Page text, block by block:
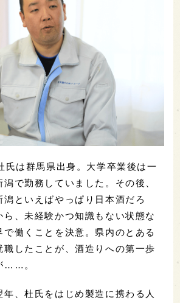
氏は群馬県出身。大学卒業後は一
で勤務していました。その後、
潟といえばやっぱり日本酒だろ
ら、未経験かつ知識もない状態な
で働くことを決意。県内のとある
職したことが、酒造りへの第一歩
……。
年、杜氏をはじめ製造に携わる人